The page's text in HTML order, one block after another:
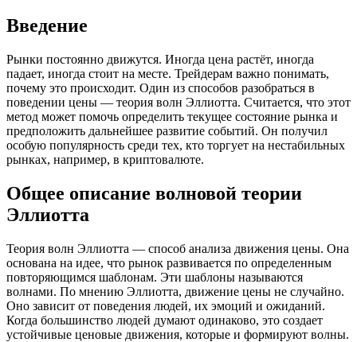
Введение
Рынки постоянно движутся. Иногда цена растёт, иногда
падает, иногда стоит на месте. Трейдерам важно понимать,
почему это происходит. Один из способов разобраться в
поведении цены — теория волн Эллиотта. Считается, что этот
метод может помочь определить текущее состояние рынка и
предположить дальнейшее развитие событий. Он получил
особую популярность среди тех, кто торгует на нестабильных
рынках, например, в криптовалюте.
Общее описание волновой теории
Эллиотта
Теория волн Эллиотта — способ анализа движения цены. Она
основана на идее, что рынок развивается по определенным
повто­ряющимся шаблонам. Эти шаблоны называются
волнами. По мнению Эллиотта, движение цены не случайно.
Оно зависит от поведения людей, их эмоций и ожиданий.
Когда большинство людей думают одинаково, это создает
устойчивые ценовые движения, которые и формируют волны.